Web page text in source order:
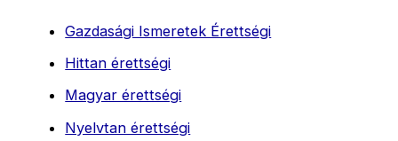
Gazdasági Ismeretek Érettségi
Hittan érettségi
Magyar érettségi
Nyelvtan érettségi